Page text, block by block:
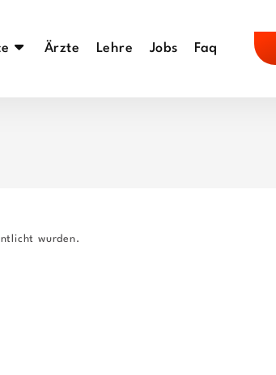
Ärzte Lehre Jobs Faq
wurden.